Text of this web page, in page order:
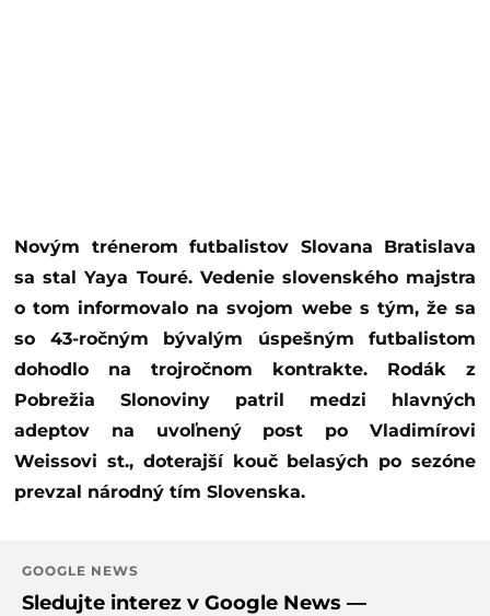
Novým trénerom futbalistov Slovana Bratislava
sa stal Yaya Touré. Vedenie slovenského majstra
o tom informovalo na svojom webe s tým, že sa
so 43-ročným bývalým úspešným futbalistom
dohodlo na trojročnom kontrakte. Rodák z
Pobrežia Slonoviny patril medzi hlavných
adeptov na uvoľnený post po Vladimírovi
Weissovi st., doterajší kouč belasých po sezóne
prevzal národný tím Slovenska.
GOOGLE NEWS
Sledujte interez v Google News —